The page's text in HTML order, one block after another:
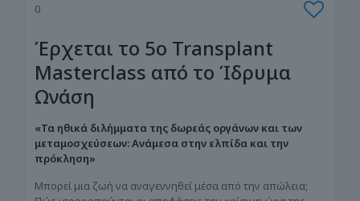
0
Έρχεται το 5ο Transplant
Masterclass από το Ίδρυμα
Ωνάση
«Τα ηθικά διλήμματα της δωρεάς οργάνων και των
μεταμοσχεύσεων: Ανάμεσα στην ελπίδα και την
πρόκληση»
Μπορεί μια ζωή να αναγεννηθεί μέσα από την απώλεια;